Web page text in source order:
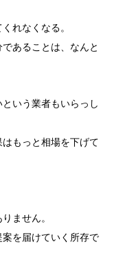
れなくなる。
あることは、なんと
いう業者もいらっし
もっと相場を下げて
ません。
を届けていく所存で